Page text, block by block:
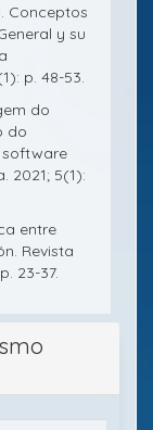
Conceptos
y su
p. 48-53.
do
do
2021; 5(1):
entre
Revista
23-37.